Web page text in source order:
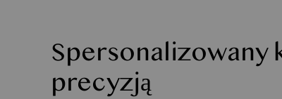
Spersonalizowany
precyzją